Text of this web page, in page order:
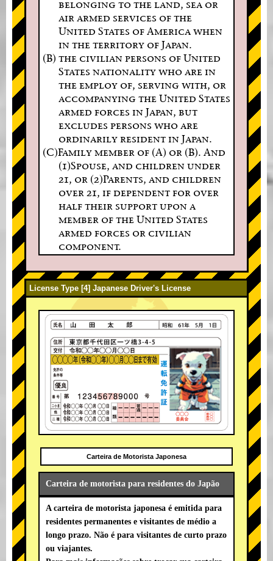
belonging to the land, sea or
air armed services of the
United States of America when
in the territory of Japan.
(B) the civilian persons of United
States nationality who are in
the employ of, serving with, or
accompanying the United States
armed forces in Japan, but
excludes persons who are
ordinarily resident in Japan.
(C)Family member of (A) or (B). And
(1)Spouse, and children under
21, or (2)Parents, and children
over 21, if dependent for over
half their support upon a
member of the United States
armed forces or civilian
component.
License Type [4] Japanese Driver's License
Carteira de Motorista Japonesa
Carteira de motorista para residentes do Japão
A carteira de motorista japonesa é emitida para
residentes permanentes e visitantes de médio a
longo prazo. Não é para visitantes de curto prazo
ou viajantes.